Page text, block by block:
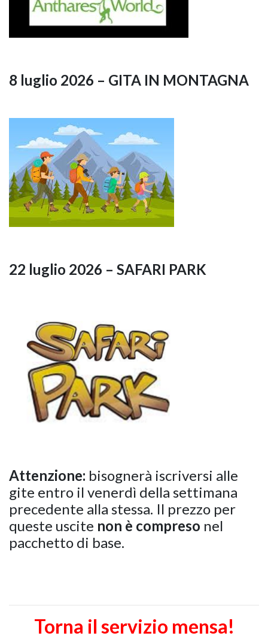
8 luglio 2026 – GITA IN MONTAGNA
22 luglio 2026 – SAFARI PARK
Attenzione: bisognerà iscriversi alle
gite entro il venerdì della settimana
precedente alla stessa. Il prezzo per
queste uscite non è compreso nel
pacchetto di base.
Torna il servizio mensa!